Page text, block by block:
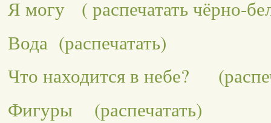
Я могу
( распечатать чёрно-
Вода (распечатать)
Что находится в небе?
Фигуры
(распечатать)